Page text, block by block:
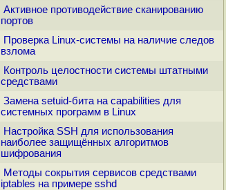
Активное противодействие сканированию
портов
Проверка Linux-системы на наличие следов
взлома
Контроль целостности системы штатными
средствами
Замена setuid-бита на capabilities для
системных программ в Linux
Настройка SSH для использования
наиболее защищённых алгоритмов
шифрования
Методы сокрытия сервисов средствами
iptables на примере sshd